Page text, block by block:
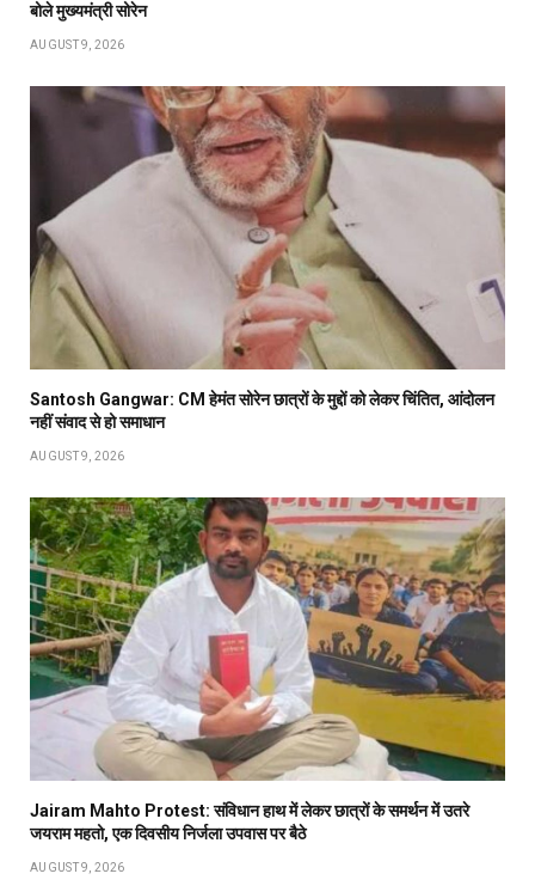
बोले मुख्यमंत्री सोरेन
AUGUST 9, 2026
Santosh Gangwar: CM हेमंत सोरेन छात्रों के मुद्दों को लेकर चिंतित, आंदोलन
नहीं संवाद से हो समाधान
AUGUST 9, 2026
Jairam Mahto Protest: संविधान हाथ में लेकर छात्रों के समर्थन में उतरे
जयराम महतो, एक दिवसीय निर्जला उपवास पर बैठे
AUGUST 9, 2026